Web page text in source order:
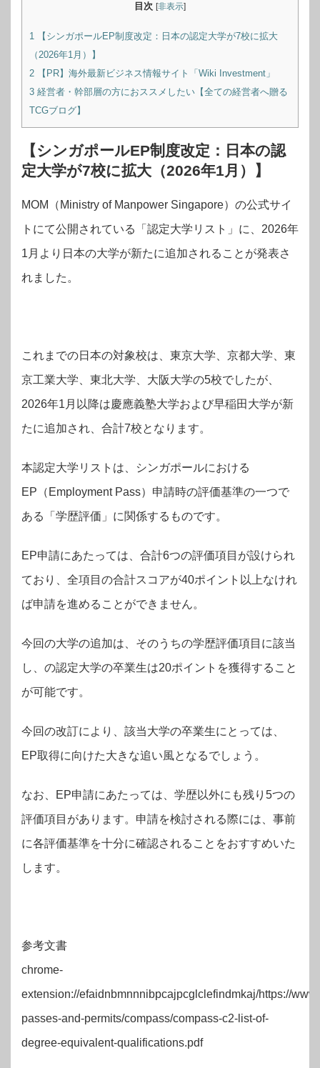
目次 [非表示]
1 【シンガポールEP制度改定：日本の認定大学が7校に拡大
（2026年1月）】
2 【PR】海外最新ビジネス情報サイト「Wiki Investment」
3 経営者・幹部層の方におススメしたい【全ての経営者へ贈る
TCGブログ】
【シンガポールEP制度改定：日本の認
定大学が7校に拡大（2026年1月）】
MOM（Ministry of Manpower Singapore）の公式サイ
トにて公開されている「認定大学リスト」に、2026年
1月より日本の大学が新たに追加されることが発表さ
れました。
これまでの日本の対象校は、東京大学、京都大学、東
京工業大学、東北大学、大阪大学の5校でしたが、
2026年1月以降は慶應義塾大学および早稲田大学が新
たに追加され、合計7校となります。
本認定大学リストは、シンガポールにおける
EP（Employment Pass）申請時の評価基準の一つで
ある「学歴評価」に関係するものです。
EP申請にあたっては、合計6つの評価項目が設けられ
ており、全項目の合計スコアが40ポイント以上なけれ
ば申請を進めることができません。
今回の大学の追加は、そのうちの学歴評価項目に該当
し、の認定大学の卒業生は20ポイントを獲得すること
が可能です。
今回の改訂により、該当大学の卒業生にとっては、
EP取得に向けた大きな追い風となるでしょう。
なお、EP申請にあたっては、学歴以外にも残り5つの
評価項目があります。申請を検討される際には、事前
に各評価基準を十分に確認されることをおすすめいた
します。
参考文書
chrome-
extension://efaidnbmnnnibpcajpcglclefindmkaj/https://
passes-and-permits/compass/compass-c2-list-of-
degree-equivalent-qualifications.pdf